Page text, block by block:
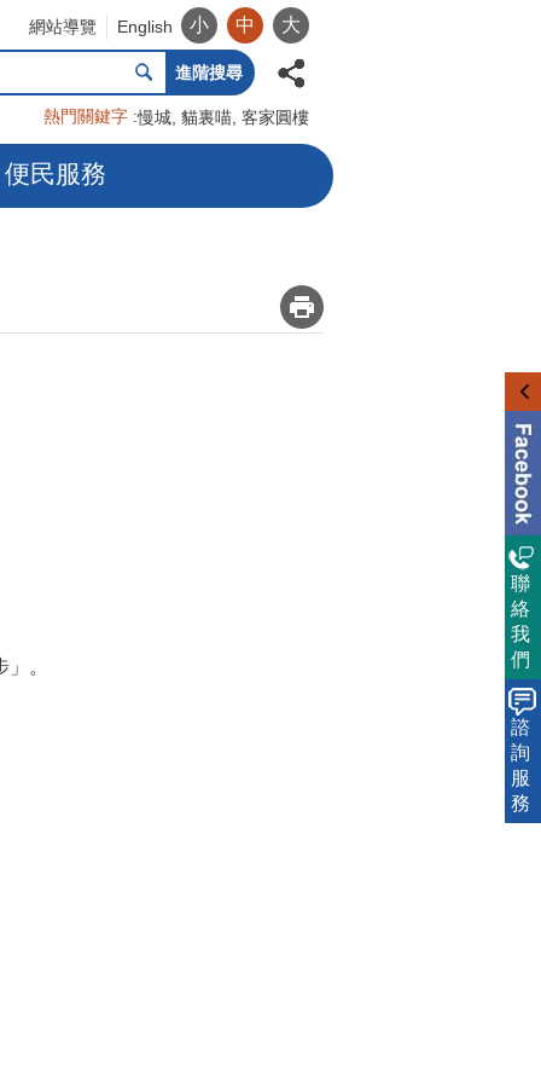
網站導覽 English 小 中 大
進階搜尋
熱門關鍵字 慢城 貓裏喵 客家圓樓
便民服務
_
。
聯
絡
我
們
諮
詢
服
務